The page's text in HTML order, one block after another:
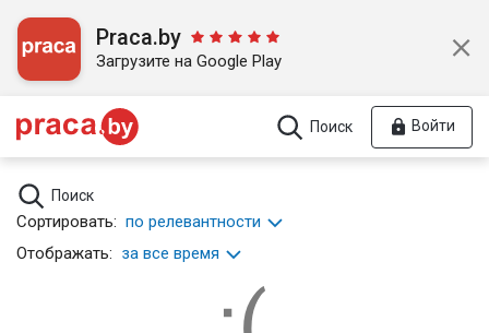
Praca.by
Загрузите на Google Play
Поиск Войти
Поиск
Сортировать: по релевантности
Отображать: за все время